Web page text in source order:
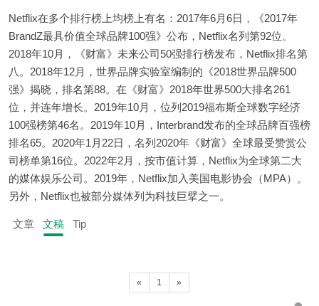
Netflix在多个排行榜上均榜上有名：2017年6月6日，《2017年
BrandZ最具价值全球品牌100强》公布，Netflix名列第92位。
2018年10月，《财富》未来公司50强排行榜发布，Netflix排名第
八。2018年12月，世界品牌实验室编制的《2018世界品牌500
强》揭晓，排名第88。在《财富》2018年世界500大排名261
位，并连年增长。2019年10月，位列2019福布斯全球数字经济
100强榜第46名。2019年10月，Interbrand发布的全球品牌百强榜
排名65。2020年1月22日，名列2020年《财富》全球最受赞赏公
司榜单第16位。2022年2月，按市值计算，Netflix为全球第二大
的媒体娱乐公司。2019年，Netflix加入美国电影协会（MPA）。
另外，Netflix也被部分媒体列为科技巨擘之一。
文章 文稿 Tip
« 1 »